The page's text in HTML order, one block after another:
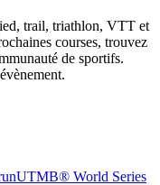
trail, triathlon, VTT et
courses, trouvez
de sportifs.
UTMB® World Series